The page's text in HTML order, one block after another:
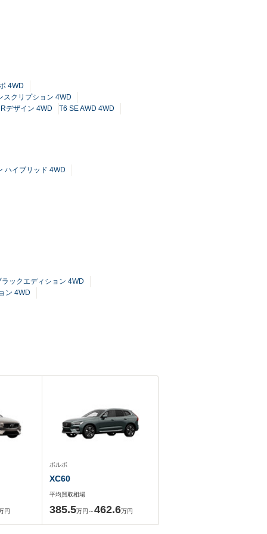
4WD
スクリプション 4WD
デザイン 4WD
T6 SE AWD 4WD
ハイブリッド 4WD
ックエディション 4WD
ン 4WD
円
ボルボ
XC60
平均買取相場
385.5万円～462.6万円